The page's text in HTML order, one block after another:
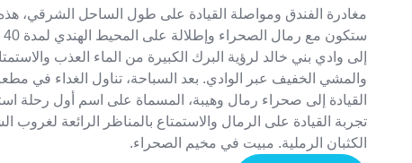
مغادرة الفندق ومواصلة القيادة على طول الساحل الشرقي، هذه
إلى وادي بني خالد لرؤية البرك الكبيرة من الماء العذب
والمشي الخفيف عبر الوادي. بعد السباحة، تناول الغداء في
القيادة إلى صحراء رمال وهيبة، المسماة على اسم أول رحلة
تجربة القيادة على الرمال والاستمتاع بالمناظر الرائعة لغروب
الكثبان الرملية. مبيت في مخيم الصحراء.